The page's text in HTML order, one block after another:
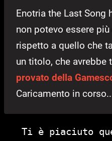
Enotria the Last Song
non potevo essere
rispetto a quello che
un titolo, che avrebbe
provato della
Caricamento in
Ti è piaciuto